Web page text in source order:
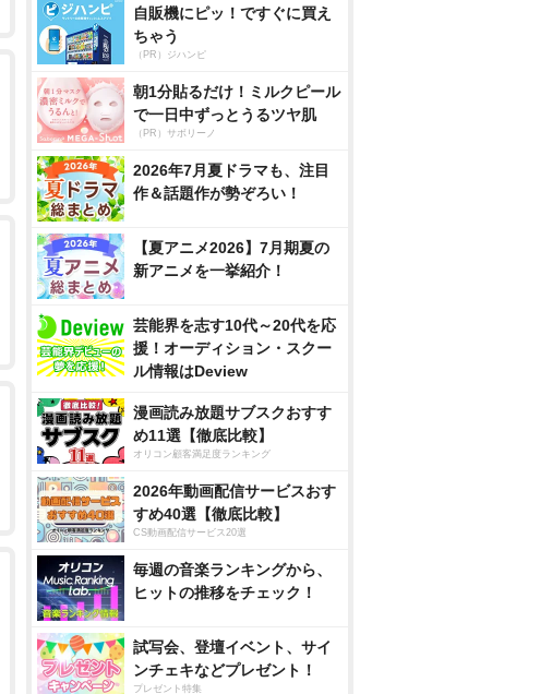
自販機にピッ！ですぐに買え
ちゃう
（PR）ジハンピ
朝1分貼るだけ！ミルクピール
で一日中ずっとうるツヤ肌
（PR）サボリーノ
2026年7月夏ドラマも、注目
作＆話題作が勢ぞろい！
【夏アニメ2026】7月期夏の
新アニメを一挙紹介！
芸能界を志す10代～20代を応
援！オーディション・スクー
ル情報はDeview
漫画読み放題サブスクおすす
め11選【徹底比較】
オリコン顧客満足度ランキング
2026年動画配信サービスおす
すめ40選【徹底比較】
CS動画配信サービス20選
毎週の音楽ランキングから、
ヒットの推移をチェック！
試写会、登壇イベント、サイ
ンチェキなどプレゼント！
プレゼント特集